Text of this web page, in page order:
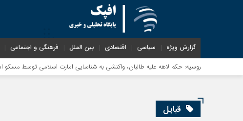
گزارش ویژه سیاسی اقتصادی بین الملل فرهنگی و اجتماعی
سنای روسیه: حکم لاهه علیه طالبان، واکنشی به شناسایی امارت اسلامی توسط مسکو است
قبایل